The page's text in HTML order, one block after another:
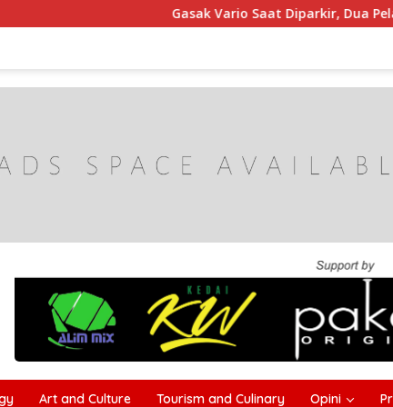
Gasak Vario Saat Diparkir, Dua Pelaku
Art and Culture Tourism and Culinary Opini